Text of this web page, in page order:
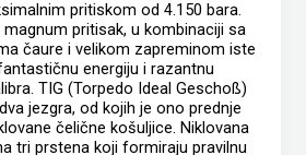
pritiskom od 4.150 bara.
pritisak, u kombinaciji sa
čaure i velikom zapreminom iste
energiju i razantnu
TIG (Torpedo Ideal Geschoß)
jezgra, od kojih je ono prednje
čelične košuljice. Niklovana
tri prstena koji formiraju pravilnu